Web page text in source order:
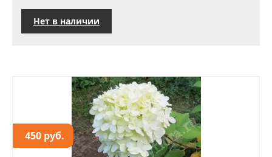
Нет в наличии
450 руб.